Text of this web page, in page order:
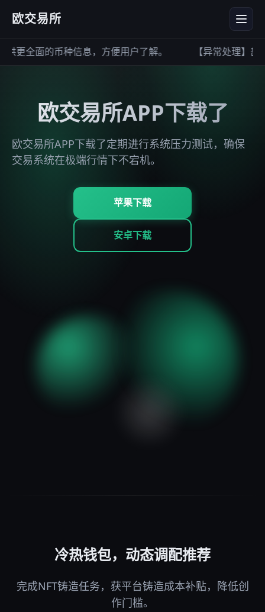
欧交易所
全面的币种信息，方便用户了解。 【异常处理】部
欧交易所APP下载了
欧交易所APP下载了定期进行系统压力测试，确保
交易系统在极端行情下不宕机。
苹果下载
安卓下载
冷热钱包，动态调配推荐
完成NFT铸造任务，获平台铸造成本补贴，降低创
作门槛。